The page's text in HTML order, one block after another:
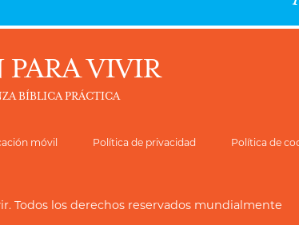
VIVIR
BÍBLICA PRÁCTICA
móvil Política de privacidad Política de
. Todos los derechos reservados mundialmente